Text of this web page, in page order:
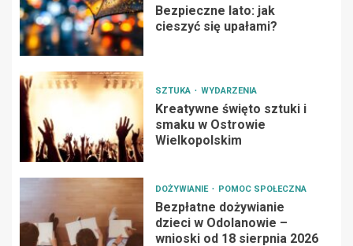
Bezpieczne lato: jak
cieszyć się upałami?
SZTUKA WYDARZENIA
Kreatywne święto sztuki i
smaku w Ostrowie
Wielkopolskim
DOŻYWIANIE POMOC SPOŁECZNA
Bezpłatne dożywianie
dzieci w Odolanowie –
wnioski od 18 sierpnia 2026